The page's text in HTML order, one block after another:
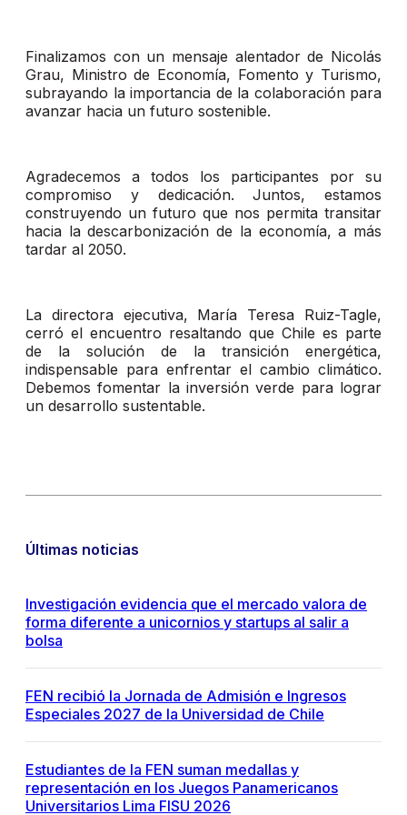
Finalizamos con un mensaje alentador de Nicolás
Grau, Ministro de Economía, Fomento y Turismo,
subrayando la importancia de la colaboración para
avanzar hacia un futuro sostenible.
Agradecemos a todos los participantes por su
compromiso y dedicación. Juntos, estamos
construyendo un futuro que nos permita transitar
hacia la descarbonización de la economía, a más
tardar al 2050.
La directora ejecutiva, María Teresa Ruiz-Tagle,
cerró el encuentro resaltando que Chile es parte
de la solución de la transición energética,
indispensable para enfrentar el cambio climático.
Debemos fomentar la inversión verde para lograr
un desarrollo sustentable.
Últimas noticias
Investigación evidencia que el mercado valora de
forma diferente a unicornios y startups al salir a
bolsa
FEN recibió la Jornada de Admisión e Ingresos
Especiales 2027 de la Universidad de Chile
Estudiantes de la FEN suman medallas y
representación en los Juegos Panamericanos
Universitarios Lima FISU 2026